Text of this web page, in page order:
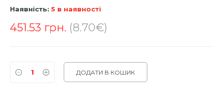
Наявність: 5 в наявності
451.53 грн. (8.70€)
ДОДАТИ В КОШИК